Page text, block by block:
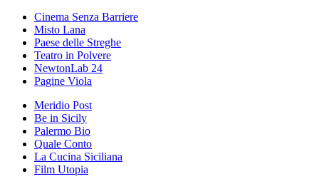
Cinema Senza Barriere
Misto Lana
Paese delle Streghe
Teatro in Polvere
NewtonLab 24
Pagine Viola
Meridio Post
Be in Sicily
Palermo Bio
Quale Conto
La Cucina Siciliana
Film Utopia